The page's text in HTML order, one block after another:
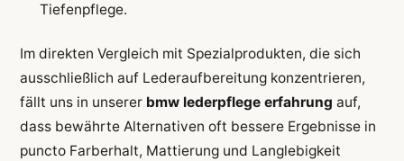
Tiefenpflege.
Im direkten Vergleich mit Spezialprodukten, die sich
ausschließlich auf Lederaufbereitung konzentrieren,
fällt uns in unserer bmw lederpflege erfahrung auf,
dass bewährte Alternativen oft bessere Ergebnisse in
puncto Farberhalt, Mattierung und Langlebigkeit